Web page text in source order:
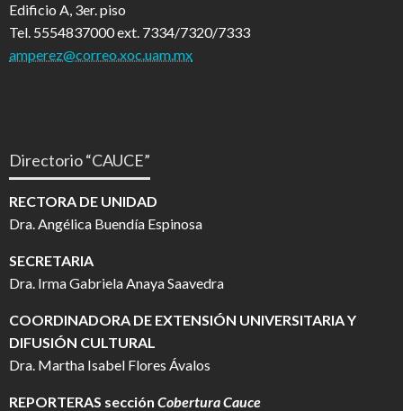
Edificio A, 3er. piso
Tel. 5554837000 ext. 7334/7320/7333
amperez@correo.xoc.uam.mx
Directorio “CAUCE”
RECTORA DE UNIDAD
Dra. Angélica Buendía Espinosa
SECRETARIA
Dra. Irma Gabriela Anaya Saavedra
COORDINADORA DE EXTENSIÓN UNIVERSITARIA Y
DIFUSIÓN CULTURAL
Dra. Martha Isabel Flores Ávalos
REPORTERAS sección Cobertura Cauce